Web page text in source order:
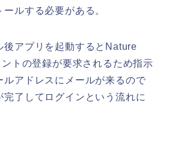
ールする必要がある。
後アプリを起動するとNature
トの登録が要求されるため指示
ルアドレスにメールが来るので
完了してログインという流れに